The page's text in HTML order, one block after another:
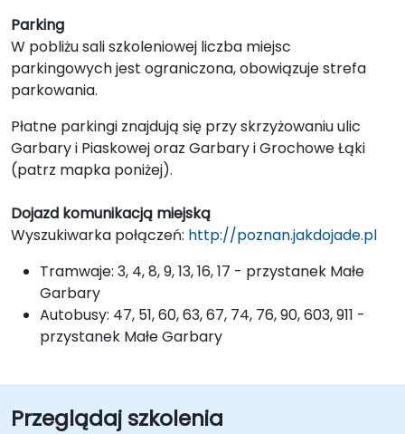
Parking
W pobliżu sali szkoleniowej liczba miejsc
parkingowych jest ograniczona, obowiązuje strefa
parkowania.
Płatne parkingi znajdują się przy skrzyżowaniu ulic
Garbary i Piaskowej oraz Garbary i Grochowe Łąki
(patrz mapka poniżej).
Dojazd komunikacją miejską
Wyszukiwarka połączeń: http://poznan.jakdojade.pl
Tramwaje: 3, 4, 8, 9, 13, 16, 17 - przystanek Małe
Garbary
Autobusy: 47, 51, 60, 63, 67, 74, 76, 90, 603, 911 -
przystanek Małe Garbary
Przeglądaj szkolenia